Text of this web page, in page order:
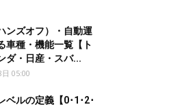
ンズオフ）・自動運
車種・機能一覧【ト
ダ・日産・スバ...
05:00
ベルの定義【0･1･2･